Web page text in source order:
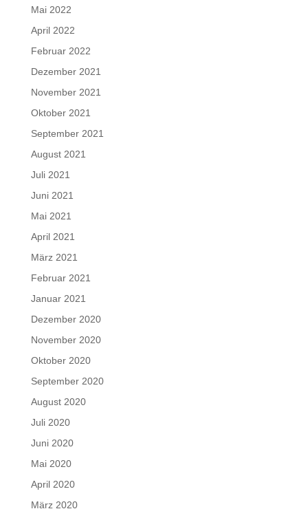
Mai 2022
April 2022
Februar 2022
Dezember 2021
November 2021
Oktober 2021
September 2021
August 2021
Juli 2021
Juni 2021
Mai 2021
April 2021
März 2021
Februar 2021
Januar 2021
Dezember 2020
November 2020
Oktober 2020
September 2020
August 2020
Juli 2020
Juni 2020
Mai 2020
April 2020
März 2020